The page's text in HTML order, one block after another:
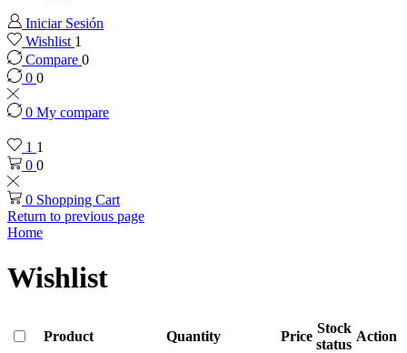
Iniciar Sesión
Wishlist 1
Compare 0
0 0
0 My compare
1 1
0 0
0 Shopping Cart
Return to previous page
Home
Wishlist
Product Quantity Price
Stock
status
Action